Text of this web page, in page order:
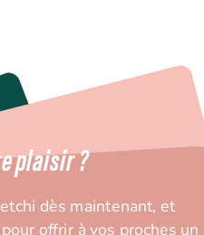
dès maintenant, et
offrir à vos proches un
plaisir ?